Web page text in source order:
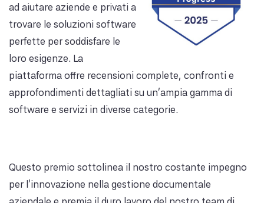
ad aiutare aziende e privati a
trovare le soluzioni software
perfette per soddisfare le
loro esigenze. La
piattaforma offre recensioni complete, confronti e
approfondimenti dettagliati su un'ampia gamma di
software e servizi in diverse categorie.
Questo premio sottolinea il nostro costante impegno
per l'innovazione nella gestione documentale